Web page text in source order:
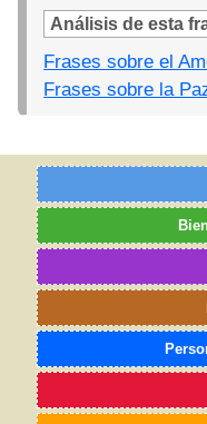
Análisis de esta
Frases sobre el
Frases sobre la